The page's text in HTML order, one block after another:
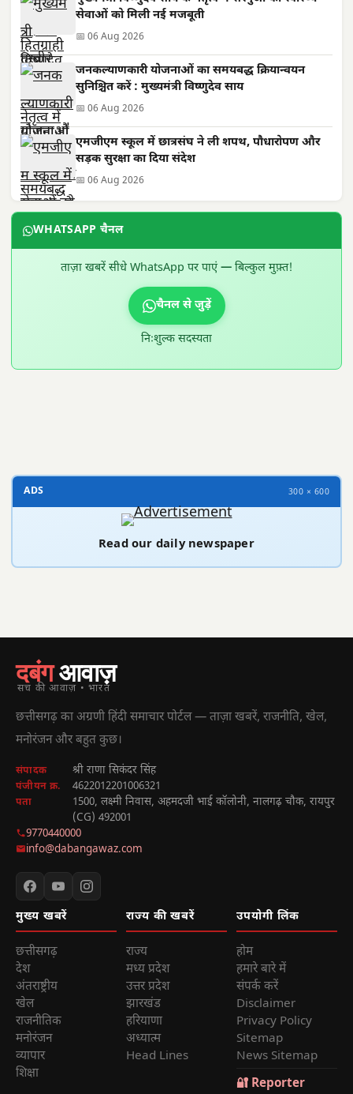
सेवाओं को मिली नई मजबूती
📅 06 Aug 2026
जनकल्याणकारी योजनाओं का समयबद्ध क्रियान्वयन
सुनिश्चित करें : मुख्यमंत्री विष्णुदेव साय
📅 06 Aug 2026
एमजीएम स्कूल में छात्रसंघ ने ली शपथ, पौधारोपण और
सड़क सुरक्षा का दिया संदेश
📅 06 Aug 2026
WHATSAPP चैनल
ताज़ा खबरें सीधे WhatsApp पर पाएं — बिल्कुल मुफ़्त!
चैनल से जुड़ें
निःशुल्क सदस्यता
ADS 300 × 600
Read our daily newspaper
दबंगआवाज़
सच की आवाज़ • भारत
छत्तीसगढ़ का अग्रणी हिंदी समाचार पोर्टल — ताज़ा खबरें, राजनीति, खेल,
मनोरंजन और बहुत कुछ।
संपादक श्री राणा सिकंदर सिंह
पंजीयन क्र. 4622012201006321
पता
1500, लक्ष्मी निवास, अहमदजी भाई कॉलोनी, नालगढ़ चौक, रायपुर
(CG) 492001
9770440000
info@dabangawaz.com
मुख्य खबरें
छत्तीसगढ़
देश
अंतराष्ट्रीय
खेल
राजनीतिक
मनोरंजन
व्यापार
शिक्षा
राज्य की खबरें
राज्य
मध्य प्रदेश
उत्तर प्रदेश
झारखंड
हरियाणा
अध्यात्म
Head Lines
उपयोगी लिंक
होम
हमारे बारे में
संपर्क करें
Disclaimer
Privacy Policy
Sitemap
News Sitemap
🔐 Reporter